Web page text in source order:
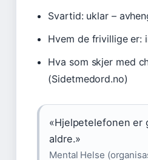
Svartid: uklar –
Hvem de frivillige er:
Hva som skjer med
(Sidetmedord.no)
«Hjelpetelefonen er
aldre.»
Mental Helse